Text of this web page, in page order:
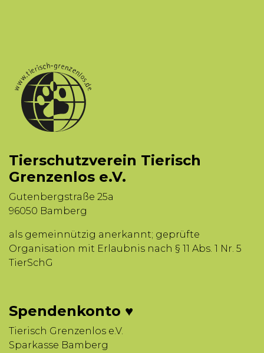
Tierschutzverein Tierisch
Grenzenlos e.V.
Gutenbergstraße 25a
96050 Bamberg
als gemeinnützig anerkannt; geprüfte
Organisation mit Erlaubnis nach § 11 Abs. 1 Nr. 5
TierSchG
Spendenkonto ♥
Tierisch Grenzenlos e.V.
Sparkasse Bamberg